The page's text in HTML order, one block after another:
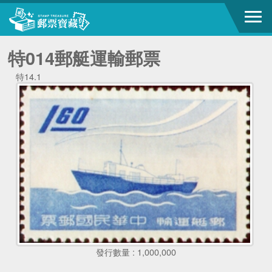
特014郵艇運輸郵票
特14.1
發行數量 : 1,000,000